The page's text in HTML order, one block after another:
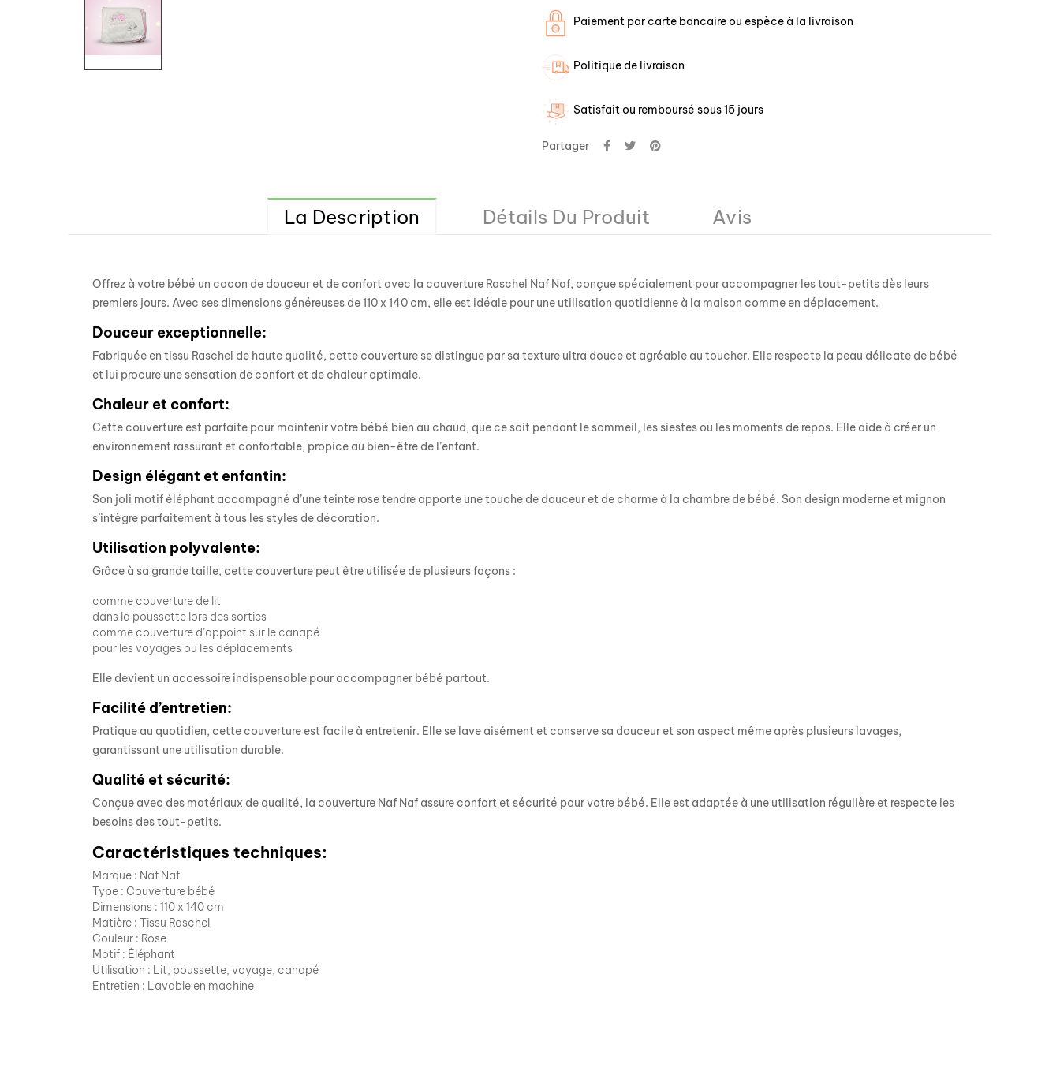
Paiement par carte bancaire ou espèce à la livraison
Politique de livraison
Satisfait ou remboursé sous 15 jours
Partager
La Description Détails Du Produit Avis
Offrez à votre bébé un cocon de douceur et de confort avec la couverture Raschel Naf Naf, conçue spécialement pour accompagner les tout-petits dès leurs
premiers jours. Avec ses dimensions généreuses de 110 x 140 cm, elle est idéale pour une utilisation quotidienne à la maison comme en déplacement.
Douceur exceptionnelle:
Fabriquée en tissu Raschel de haute qualité, cette couverture se distingue par sa texture ultra douce et agréable au toucher. Elle respecte la peau délicate de bébé
et lui procure une sensation de confort et de chaleur optimale.
Chaleur et confort:
Cette couverture est parfaite pour maintenir votre bébé bien au chaud, que ce soit pendant le sommeil, les siestes ou les moments de repos. Elle aide à créer un
environnement rassurant et confortable, propice au bien-être de l’enfant.
Design élégant et enfantin:
Son joli motif éléphant accompagné d’une teinte rose tendre apporte une touche de douceur et de charme à la chambre de bébé. Son design moderne et mignon
s’intègre parfaitement à tous les styles de décoration.
Utilisation polyvalente:
Grâce à sa grande taille, cette couverture peut être utilisée de plusieurs façons :
comme couverture de lit
dans la poussette lors des sorties
comme couverture d’appoint sur le canapé
pour les voyages ou les déplacements
Elle devient un accessoire indispensable pour accompagner bébé partout.
Facilité d’entretien:
Pratique au quotidien, cette couverture est facile à entretenir. Elle se lave aisément et conserve sa douceur et son aspect même après plusieurs lavages,
garantissant une utilisation durable.
Qualité et sécurité:
Conçue avec des matériaux de qualité, la couverture Naf Naf assure confort et sécurité pour votre bébé. Elle est adaptée à une utilisation régulière et respecte les
besoins des tout-petits.
Caractéristiques techniques:
Marque : Naf Naf
Type : Couverture bébé
Dimensions : 110 x 140 cm
Matière : Tissu Raschel
Couleur : Rose
Motif : Éléphant
Utilisation : Lit, poussette, voyage, canapé
Entretien : Lavable en machine